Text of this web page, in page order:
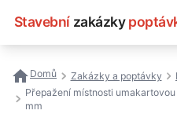
Stavební zakázky
Všechny zakázky
Domů Zakázky a poptávky
Přepažení místnosti
mm